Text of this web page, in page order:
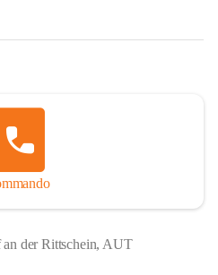
der Rittschein, AUT